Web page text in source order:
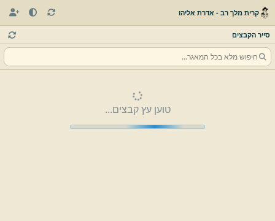
קרית מלך רב - אדרת אליהו
סייר הקבצים
טוען עץ קבצים...